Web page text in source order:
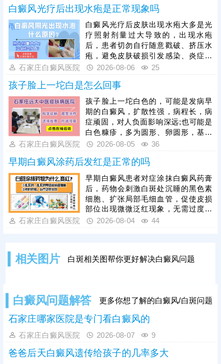
果。
和正常功能，安全无痛，无毒副作
用。治疗期间还需从自身做起，加强
护理保健，避免不良因素刺激，稳定
免疫状态，逐步令白斑症状减轻。
白癜风光疗后出现水疱是正常现象吗
白癜风光疗后皮肤出现水疱大多是光
疗照射剂量过大导致的，出现水疱
后，患者切勿自行随意戳破、挤压水
疱，避免皮肤破损引发感染、炎症，
加重皮肤损伤，甚至诱发白斑扩散、
遗留色素异常问题。需在医生指导下
对症处理，做好创面防护与修复，为
规避该问题，光疗必须由经验丰富的
医生操作，根据患者肤质、白斑部位
及皮肤耐受情况，制定个性化照射剂
量与频次。同时要做好光疗后皮肤护
理，治疗后皮肤屏障脆弱，需严格规
避阳光暴晒，防止二次损伤诱发水
疱、红肿，坚持科
石家庄白癜风医院 2026-08-06 25
孩子脸上一坨白是怎么回事
孩子脸上一坨白色的，可能是发病早
期的白癜风，扩散性强，病程长，病
症顽固，对人负面影响深远;也可能是
白色糠疹，多为圆形、卵圆形，基本
可自行消退，影响不大。可以结合伍
断，分析白斑是什么、怎么形成的;诊
断清楚再进行针对性治疗，一人一
方，加强护理保健，助力皮肤颜色还
原。
石家庄白癜风医院 2026-08-05 36
早期白癜风涂药后发红是正常的吗
早期白癜风患者对症涂抹白癜风药膏
后，药物会刺激白斑处沉睡的黑色素
细胞、扩张局部毛细血管，促使皮损
部位出现微微泛红现象，无需过度担
心。若用药后皮肤发红严重，伴随明
或药物不对症等因素导致。白癜风患
床中结合308激光照射联合治疗，可
快速
石家庄白癜风医院 2026-08-04 44
相关图片 白斑相关图帮你更好解决白癜风问题
白癜风问题解答 更多你想了解的白癜风/白斑问题
石家庄哪家医院是专门看白癜风的
石家庄白癜风医院 2026-08-07 9
爸爸后天白癜风遗传给孩子的几率多大